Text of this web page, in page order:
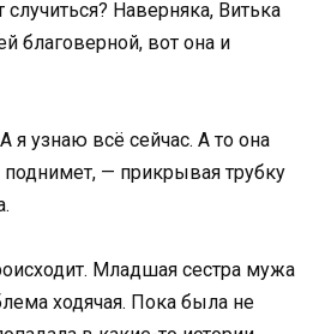
Наверняка, Витька
благоверной, вот она и
я узнаю всё сейчас. А то она
— прикрывая трубку
Младшая сестра мужа
ходячая. Пока была не